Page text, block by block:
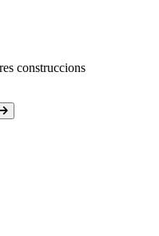
construccions